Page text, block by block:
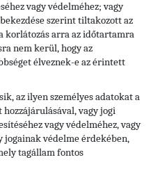
vagy védelméhez; vagy
szerint tiltakozott az
korlátozás arra az időtartamra
nem kerül, hogy az
élveznek-e az érintett
az ilyen személyes adatokat a
vagy jogi
vagy védelméhez, vagy
jogainak védelme érdekében,
tagállam fontos